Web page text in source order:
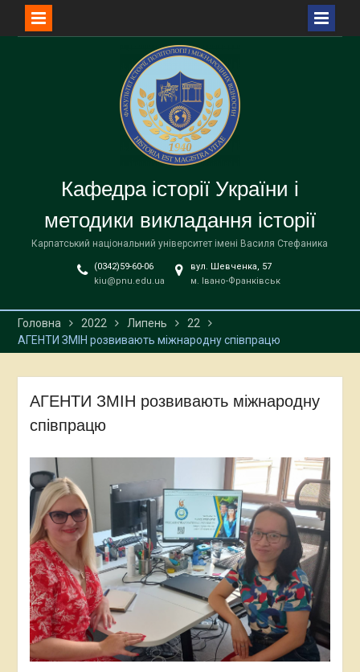
Кафедра історії України і
методики викладання історії
Карпатський національний університет імені Василя Стефаника
(0342)59-60-06
kiu@pnu.edu.ua
вул. Шевченка, 57
м. Івано-Франківськ
Головна 2022 Липень
22
АГЕНТИ ЗМІН розвивають міжнародну співпрацю
АГЕНТИ ЗМІН розвивають міжнародну
співпрацю